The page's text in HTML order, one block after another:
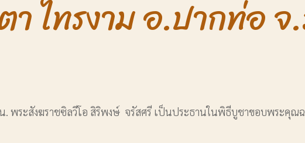
ไทรงาม อ.ปากท่อ จ
ะสังฆราชซิลวีโอ สิริพงษ์ จรัสศรี เป็นประธานในพิธีบูชาขอบพระคุณฉ